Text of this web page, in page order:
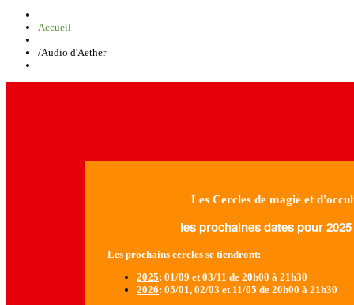
Accueil
/Audio d'Aether
Les Cercles de magie et
les prochaines dates pour 2025
Les prochains cercles se tiendront:
2025: 01/09 et 03/11 de 20h00 à 21h30
2026: 05/01, 02/03 et 11/05 de 20h00 à 21h30